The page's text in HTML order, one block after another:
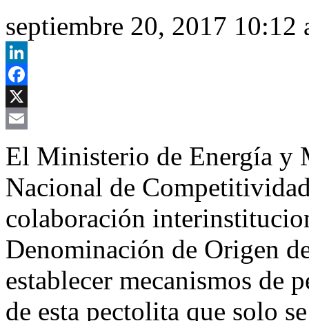
septiembre 20, 2017 10:12
LinkedIn
Facebook
X
El Ministerio de Energía y
Nacional de
colaboración
Denominación de Origen
establecer mecanismos de
de esta pectolita que solo